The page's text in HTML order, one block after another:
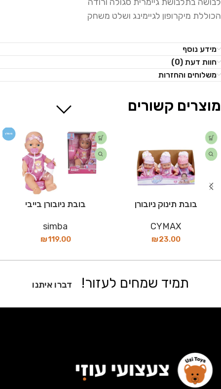
לבושה בתלבושת גיימרית סגולה ורודה
הכוללת מיקרופון לגיימינג ושלט משחק
מידע נוסף
חוות דעת (0)
משלוחים והחזרות
מוצרים קשורים
בובת תינוק ניובורן
CYMAX
₪23.00
מומלץ
בובת ניובורן בייבי
simba
₪119.00
תמיד שמחים לעזור! דברו איתנו